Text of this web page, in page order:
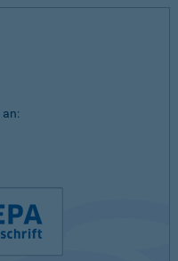
an: